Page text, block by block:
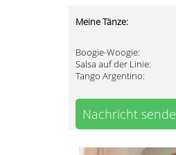
Meine Tänze:
Boogie-Woogie:
Salsa auf der Linie:
Tango Argentino:
Nachricht